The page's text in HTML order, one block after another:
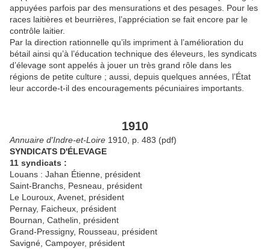
appuyées parfois par des mensurations et des pesages. Pour les
races laitières et beurrières, l’appréciation se fait encore par le
contrôle laitier.
Par la direction rationnelle qu’ils impriment à l’amélioration du
bétail ainsi qu’à l’éducation technique des éleveurs, les syndicats
d’élevage sont appelés à jouer un très grand rôle dans les
régions de petite culture ; aussi, depuis quelques années, l’État
leur accorde-t-il des encouragements pécuniaires importants.
1910
Annuaire d'Indre-et-Loire 1910, p. 483 (pdf)
SYNDICATS D'ÉLEVAGE
11 syndicats :
Louans : Jahan Étienne, président
Saint-Branchs, Pesneau, président
Le Louroux, Avenet, président
Pernay, Faicheux, président
Bournan, Cathelin, président
Grand-Pressigny, Rousseau, président
Savigné, Campoyer, président